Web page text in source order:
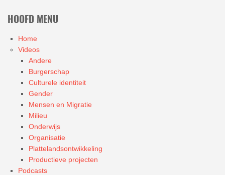
HOOFD MENU
Home
Videos
Andere
Burgerschap
Culturele identiteit
Gender
Mensen en Migratie
Milieu
Onderwijs
Organisatie
Plattelandsontwikkeling
Productieve projecten
Podcasts